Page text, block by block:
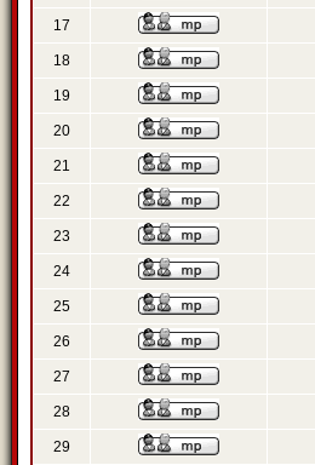
17
18
19
20
21
22
23
24
25
26
27
28
29